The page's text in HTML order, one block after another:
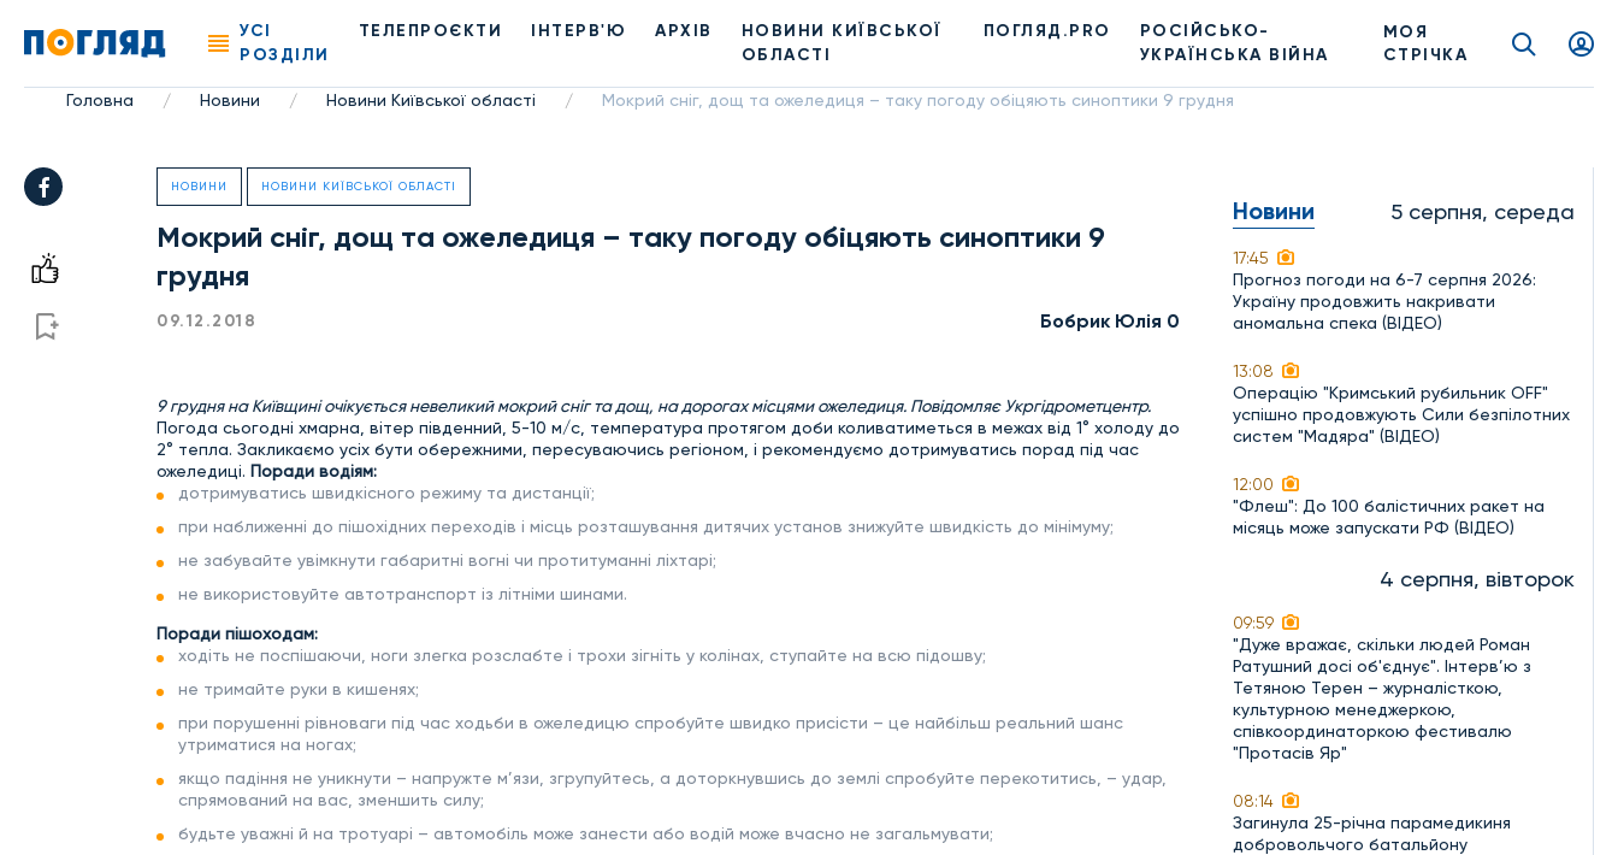
УСІ
РОЗДІЛИ
ТЕЛЕПРОЄКТИ ІНТЕРВ'Ю АРХІВ
НОВИНИ КИЇВСЬКОЇ
ОБЛАСТІ
ПОГЛЯД.PRO
РОСІЙСЬКО-
УКРАЇНСЬКА ВІЙНА
МОЯ
СТРІЧКА
Головна / Новини / Новини Київської області / Мокрий сніг, дощ та ожеледиця – таку погоду обіцяють синоптики 9 грудня
НОВИНИ НОВИНИ КИЇВСЬКОЇ ОБЛАСТІ
Мокрий сніг, дощ та ожеледиця – таку погоду обіцяють синоптики 9
грудня
09.12.2018 Бобрик Юлія 0
9 грудня на Київщині очікується невеликий мокрий сніг та дощ, на дорогах місцями ожеледиця. Повідомляє Укргідрометцентр.
Погода сьогодні хмарна, вітер південний, 5-10 м/с, температура протягом доби коливатиметься в межах від 1° холоду до
2° тепла. Закликаємо усіх бути обережними, пересуваючись регіоном, і рекомендуємо дотримуватись порад під час
ожеледиці. Поради водіям:
дотримуватись швидкісного режиму та дистанції;
при наближенні до пішохідних переходів і місць розташування дитячих установ знижуйте швидкість до мінімуму;
не забувайте увімкнути габаритні вогні чи протитуманні ліхтарі;
не використовуйте автотранспорт із літніми шинами.
Поради пішоходам:
ходіть не поспішаючи, ноги злегка розслабте і трохи зігніть у колінах, ступайте на всю підошву;
не тримайте руки в кишенях;
при порушенні рівноваги під час ходьби в ожеледицю спробуйте швидко присісти – це найбільш реальний шанс
утриматися на ногах;
якщо падіння не уникнути – напружте м’язи, згрупуйтесь, а доторкнувшись до землі спробуйте перекотитись, – удар,
спрямований на вас, зменшить силу;
будьте уважні й на тротуарі – автомобіль може занести або водій може вчасно не загальмувати;
Новини 5 серпня, середа
17:45
Прогноз погоди на 6-7 серпня 2026:
Україну продовжить накривати
аномальна спека (ВІДЕО)
13:08
Операцію "Кримський рубильник OFF"
успішно продовжують Сили безпілотних
систем "Мадяра" (ВІДЕО)
12:00
"Флеш": До 100 балістичних ракет на
місяць може запускати РФ (ВІДЕО)
4 серпня, вівторок
09:59
"Дуже вражає, скільки людей Роман
Ратушний досі об'єднує". Інтерв’ю з
Тетяною Терен – журналісткою,
культурною менеджеркою,
співкоординаторкою фестивалю
"Протасів Яр"
08:14
Загинула 25-річна парамедикиня
добровольчого батальйону